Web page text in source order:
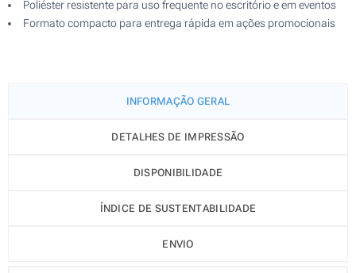
Poliéster resistente para uso frequente no escritório e em eventos
Formato compacto para entrega rápida em ações promocionais
INFORMAÇÃO GERAL
DETALHES DE IMPRESSÃO
DISPONIBILIDADE
ÍNDICE DE SUSTENTABILIDADE
ENVIO